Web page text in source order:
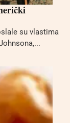
su vlastima